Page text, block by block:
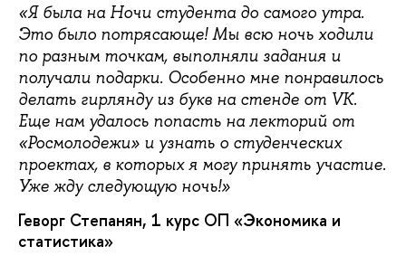
«Я была на Ночи студента до самого утра.
Это было потрясающе! Мы всю ночь ходили
по разным точкам, выполняли задания и
получали подарки. Особенно мне понравилось
делать гирлянду из букв на стенде от VK.
Еще нам удалось попасть на лекторий от
«Росмолодежи» и узнать о студенческих
проектах, в которых я могу принять участие.
Уже жду следующую ночь!»
Геворг Степанян, 1 курс ОП «Экономика и
статистика»